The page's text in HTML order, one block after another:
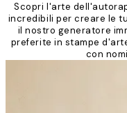
Scopri l'arte
incredibili per creare le
il nostro generatore
preferite in stampe
con